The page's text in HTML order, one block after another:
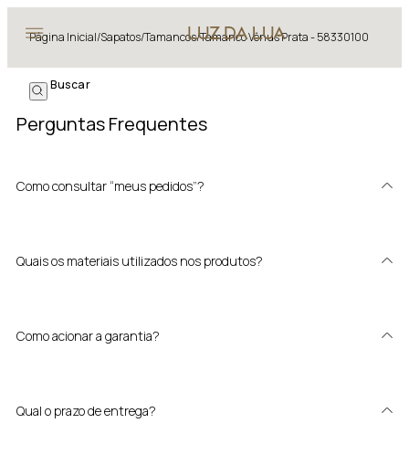
Página Inicial/Sapatos/Tamancos/Tamanco Vênus Prata - 58330100
Perguntas Frequentes
Como consultar “meus pedidos”?
Quais os materiais utilizados nos produtos?
Como acionar a garantia?
Qual o prazo de entrega?